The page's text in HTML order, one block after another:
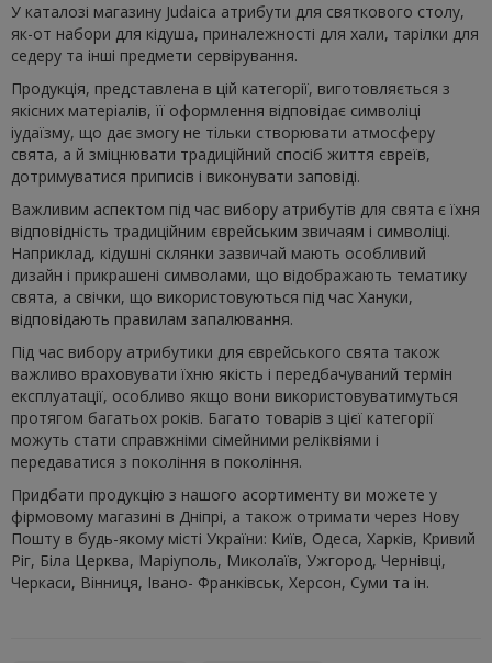
У каталозі магазину Judaica атрибути для святкового столу,
як-от набори для кідуша, приналежності для хали, тарілки для
седеру та інші предмети сервірування.
Продукція, представлена в цій категорії, виготовляється з
якісних матеріалів, її оформлення відповідає символіці
іудаїзму, що дає змогу не тільки створювати атмосферу
свята, а й зміцнювати традиційний спосіб життя євреїв,
дотримуватися приписів і виконувати заповіді.
Важливим аспектом під час вибору атрибутів для свята є їхня
відповідність традиційним єврейським звичаям і символіці.
Наприклад, кідушні склянки зазвичай мають особливий
дизайн і прикрашені символами, що відображають тематику
свята, а свічки, що використовуються під час Хануки,
відповідають правилам запалювання.
Під час вибору атрибутики для єврейського свята також
важливо враховувати їхню якість і передбачуваний термін
експлуатації, особливо якщо вони використовуватимуться
протягом багатьох років. Багато товарів з цієї категорії
можуть стати справжніми сімейними реліквіями і
передаватися з покоління в покоління.
Придбати продукцію з нашого асортименту ви можете у
фірмовому магазині в Дніпрі, а також отримати через Нову
Пошту в будь-якому місті України: Київ, Одеса, Харків, Кривий
Ріг, Біла Церква, Маріуполь, Миколаїв, Ужгород, Чернівці,
Черкаси, Вінниця, Івано- Франківськ, Херсон, Суми та ін.